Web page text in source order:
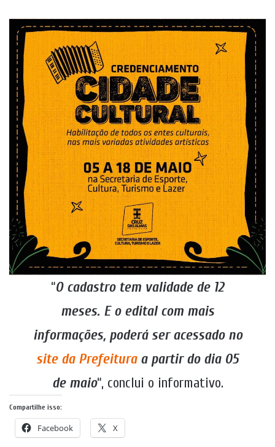
“O cadastro tem validade de 12
meses. E o edital com mais
informações, poderá ser acessado no
site da Prefeituraa partir do dia 05
de maio“, conclui o informativo.
Compartilhe isso:
Facebook X